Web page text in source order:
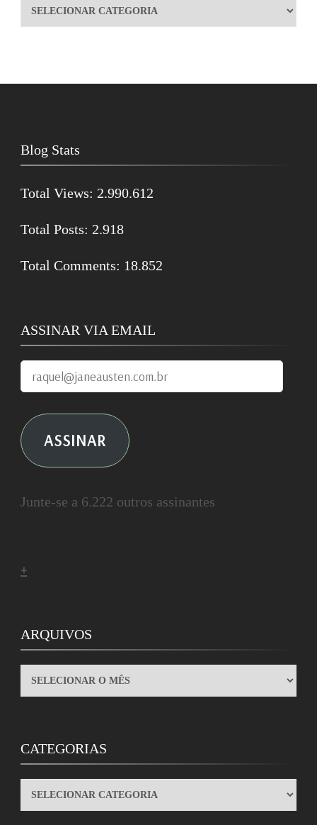
Blog Stats
Total Views: 2.990.612
Total Posts: 2.918
Total Comments: 18.852
ASSINAR VIA EMAIL
raquel@janeausten.com.br
ASSINAR
Junte-se a 6.222 outros assinantes
+
ARQUIVOS
ARQUIVOS
CATEGORIAS
CATEGORIAS